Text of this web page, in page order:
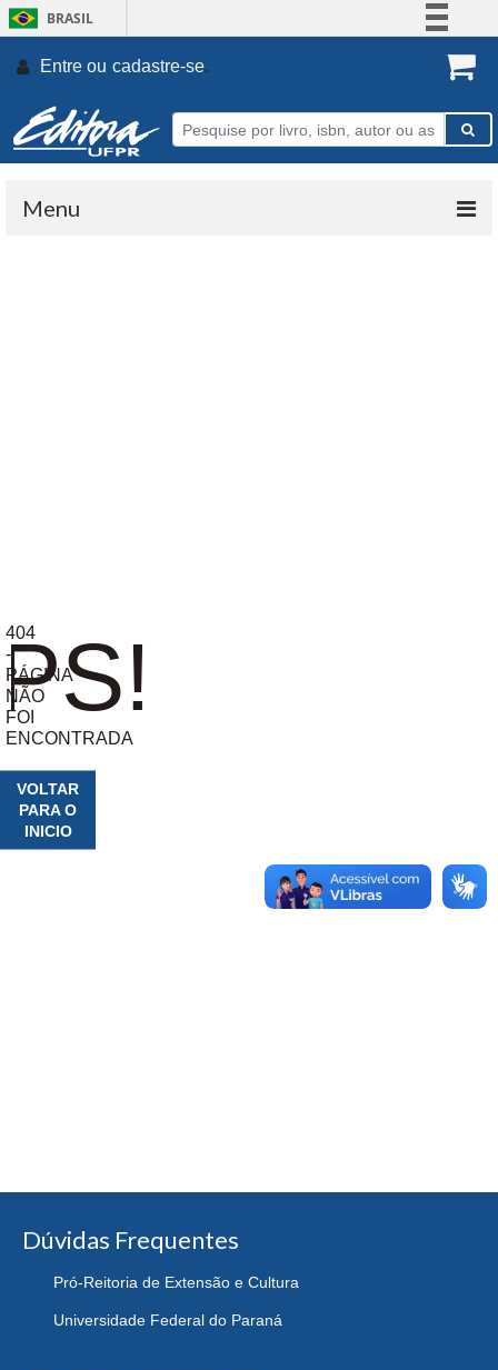
BRASIL
Participe
Entre ou cadastre-se.
Menu
404
-
PÁGINA
NÃO
FOI
ENCONTRADA
VOLTAR
PARA O
INICIO
Dúvidas Frequentes
Pró-Reitoria de Extensão e Cultura
Universidade Federal do Paraná